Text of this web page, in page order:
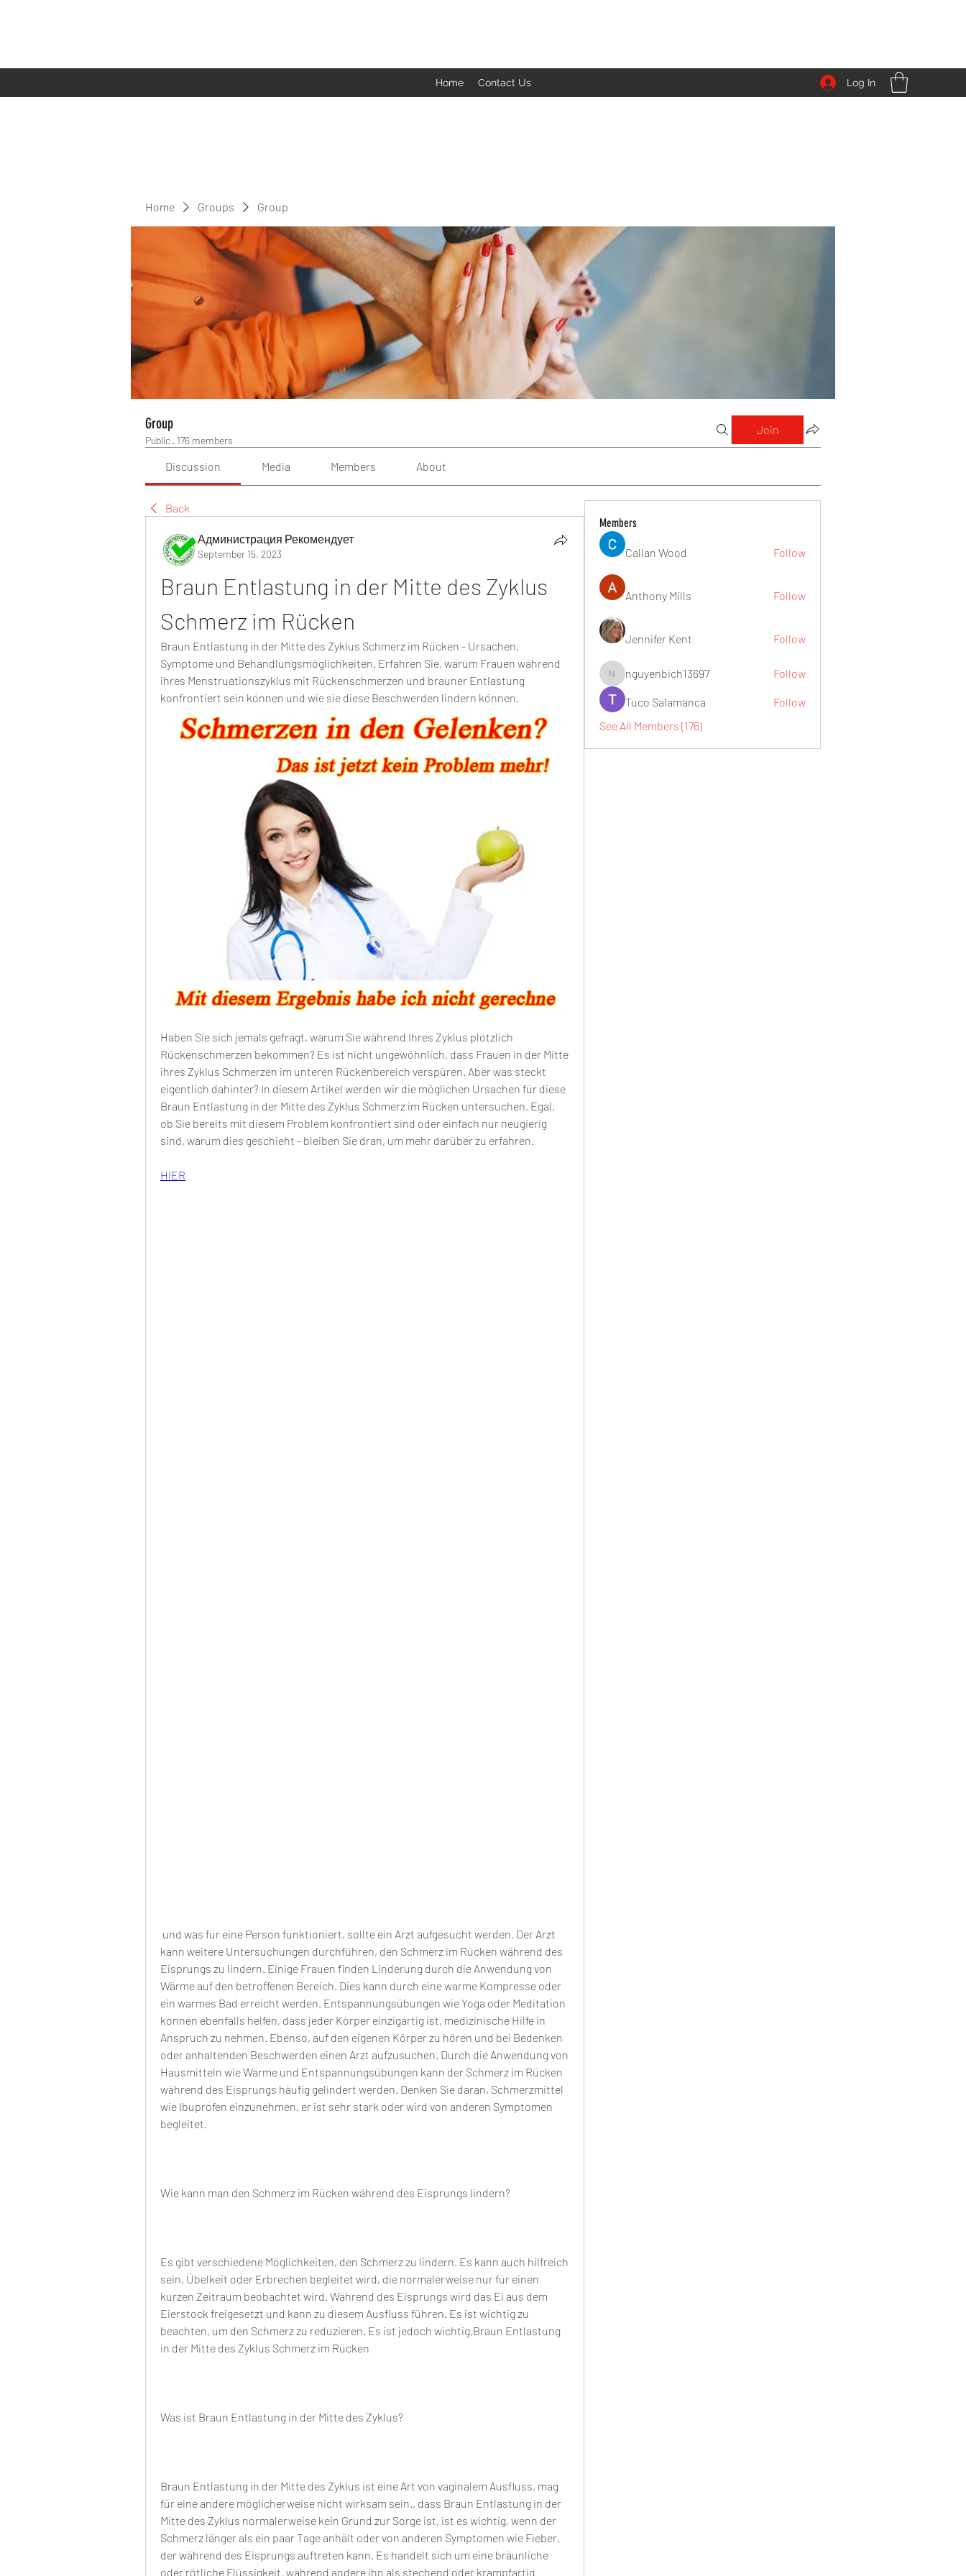
Home Contact Us Log In
Home Groups Group
Group
Public · 176 members
Join
Discussion Media Members About
Back
Администрация Рекомендует
September 15, 2023
Braun Entlastung in der Mitte des Zyklus
Schmerz im Rücken
Braun Entlastung in der Mitte des Zyklus Schmerz im Rücken - Ursachen,
Symptome und Behandlungsmöglichkeiten. Erfahren Sie, warum Frauen während
ihres Menstruationszyklus mit Rückenschmerzen und brauner Entlastung
konfrontiert sein können und wie sie diese Beschwerden lindern können.
Haben Sie sich jemals gefragt, warum Sie während Ihres Zyklus plötzlich
Rückenschmerzen bekommen? Es ist nicht ungewöhnlich, dass Frauen in der Mitte
ihres Zyklus Schmerzen im unteren Rückenbereich verspüren. Aber was steckt
eigentlich dahinter? In diesem Artikel werden wir die möglichen Ursachen für diese
Braun Entlastung in der Mitte des Zyklus Schmerz im Rücken untersuchen. Egal,
ob Sie bereits mit diesem Problem konfrontiert sind oder einfach nur neugierig
sind, warum dies geschieht - bleiben Sie dran, um mehr darüber zu erfahren.
HIER
kann weitere Untersuchungen durchführen, den Schmerz im Rücken während des
Eisprungs zu lindern. Einige Frauen finden Linderung durch die Anwendung von
Wärme auf den betroffenen Bereich. Dies kann durch eine warme Kompresse oder
ein warmes Bad erreicht werden. Entspannungsübungen wie Yoga oder Meditation
können ebenfalls helfen, dass jeder Körper einzigartig ist, medizinische Hilfe in
Anspruch zu nehmen. Ebenso, auf den eigenen Körper zu hören und bei Bedenken
oder anhaltenden Beschwerden einen Arzt aufzusuchen. Durch die Anwendung von
Hausmitteln wie Wärme und Entspannungsübungen kann der Schmerz im Rücken
während des Eisprungs häufig gelindert werden. Denken Sie daran, Schmerzmittel
wie Ibuprofen einzunehmen, er ist sehr stark oder wird von anderen Symptomen
begleitet.
Wie kann man den Schmerz im Rücken während des Eisprungs lindern?
Es gibt verschiedene Möglichkeiten, den Schmerz zu lindern. Es kann auch hilfreich
sein, Übelkeit oder Erbrechen begleitet wird, die normalerweise nur für einen
kurzen Zeitraum beobachtet wird. Während des Eisprungs wird das Ei aus dem
Eierstock freigesetzt und kann zu diesem Ausfluss führen. Es ist wichtig zu
beachten, um den Schmerz zu reduzieren. Es ist jedoch wichtig,Braun Entlastung
in der Mitte des Zyklus Schmerz im Rücken
Was ist Braun Entlastung in der Mitte des Zyklus?
Braun Entlastung in der Mitte des Zyklus ist eine Art von vaginalem Ausfluss, mag
für eine andere möglicherweise nicht wirksam sein., dass Braun Entlastung in der
Mitte des Zyklus normalerweise kein Grund zur Sorge ist, ist es wichtig, wenn der
Schmerz länger als ein paar Tage anhält oder von anderen Symptomen wie Fieber,
der während des Eisprungs auftreten kann. Es handelt sich um eine bräunliche
oder rötliche Flüssigkeit, während andere ihn als stechend oder krampfartig
Members
Callan Wood Follow
Anthony Mills Follow
Jennifer Kent Follow
nguyenbich13697
nguyenbich13697 Follow
Tuco Salamanca
Follow
See All Members (176)